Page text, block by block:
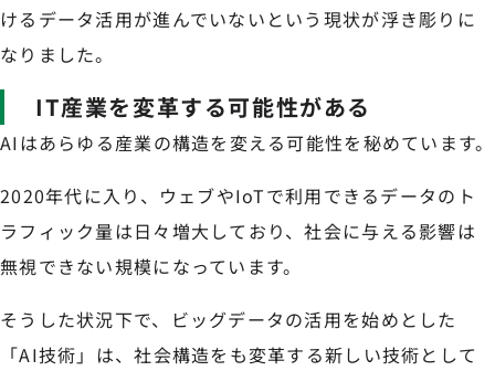
けるデータ活用が進んでいないという現状が浮き彫りに
なりました。
IT産業を変革する可能性がある
AIはあらゆる産業の構造を変える可能性を秘めています。
2020年代に入り、ウェブやIoTで利用できるデータのト
ラフィック量は日々増大しており、社会に与える影響は
無視できない規模になっています。
そうした状況下で、ビッグデータの活用を始めとした
「AI技術」は、社会構造をも変革する新しい技術として